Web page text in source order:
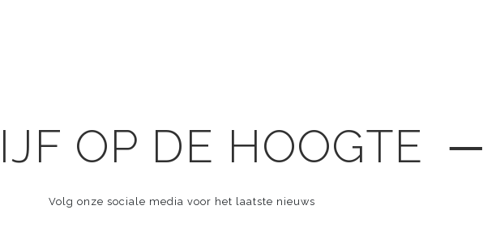
OP DE HOOGTE ─
Volg onze sociale media voor het laatste nieuws